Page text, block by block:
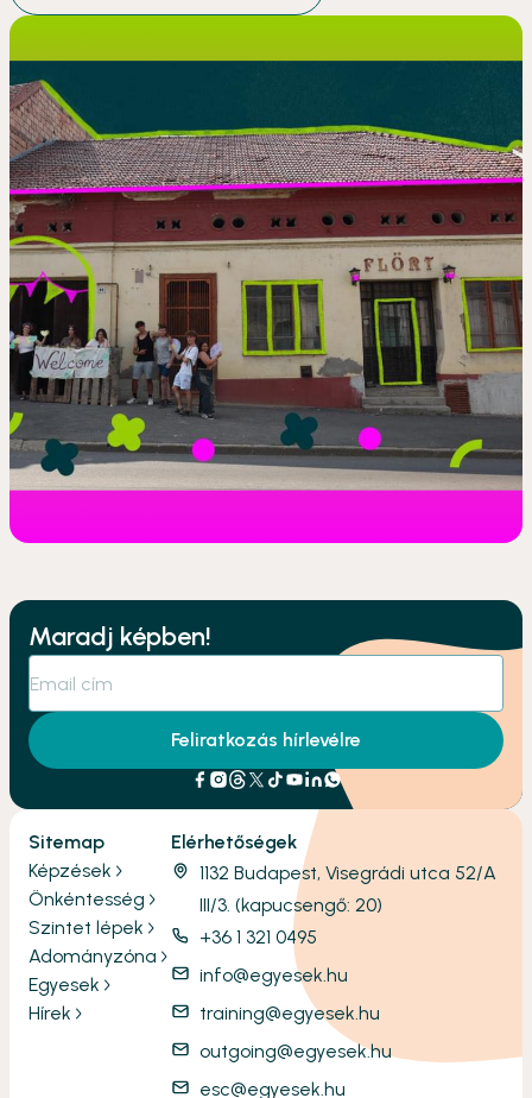
Maradj képben!
Feliratkozás hírlevélre
Sitemap
Képzések
Önkéntesség
Szintet lépek
Adományzóna
Egyesek
Hírek
Elérhetőségek
1132 Budapest, Visegrádi utca 52/A
III/3. (kapucsengő: 20)
+36 1 321 0495
info@egyesek.hu
training@egyesek.hu
outgoing@egyesek.hu
esc@egyesek.hu